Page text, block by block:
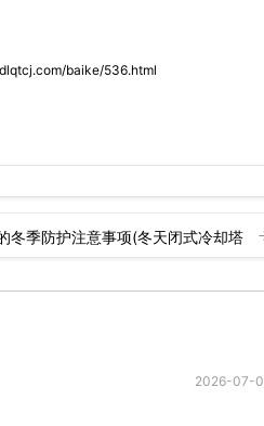
baike/536.html
冬季防护注意事项(冬天闭式冷却塔
2026-07-